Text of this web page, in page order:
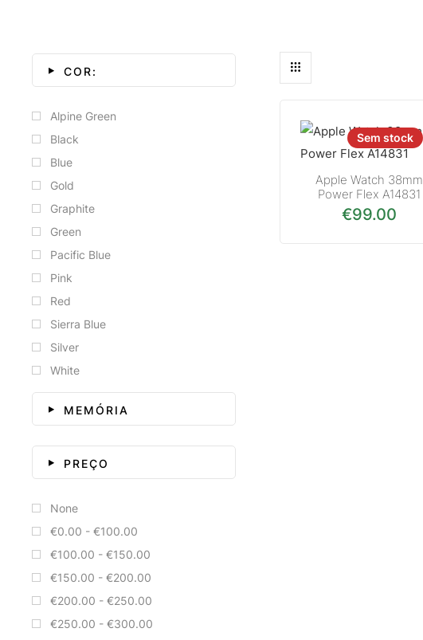
Sem stock
Apple Watch 38mm
Power Flex A14831
€99.00
COR:
Alpine Green
Black
Blue
Gold
Graphite
Green
Pacific Blue
Pink
Red
Sierra Blue
Silver
White
MEMÓRIA
PREÇO
None
€0.00 - €100.00
€100.00 - €150.00
€150.00 - €200.00
€200.00 - €250.00
€250.00 - €300.00